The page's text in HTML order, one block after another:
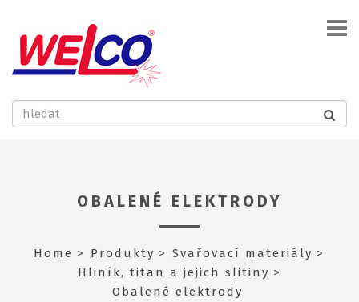
OBALENÉ ELEKTRODY
Home Produkty
Svařovací materiály
Hliník, titan a jejich slitiny
Obalené elektrody